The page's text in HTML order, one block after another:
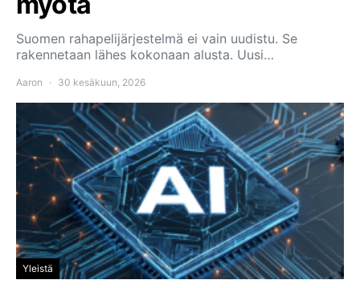
Suomen rahapelijärjestelmä ei vain uudistu. Se
rakennetaan lähes kokonaan alusta. Uusi…
Aaron 30 kesäkuun, 2026
Yleistä